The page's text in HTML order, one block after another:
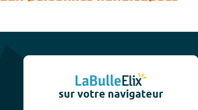
sur votre navigateur